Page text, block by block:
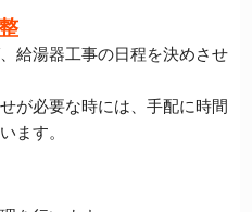
給湯器工事の日程を決めさせ
が必要な時には、手配に時間
ます。